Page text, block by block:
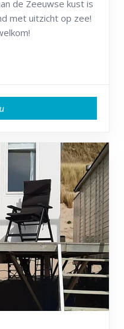
de Zeeuwse kust is
met uitzicht op zee!